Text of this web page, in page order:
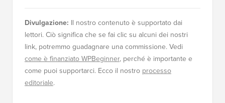
Divulgazione: Il nostro contenuto è supportato dai
lettori. Ciò significa che se fai clic su alcuni dei nostri
link, potremmo guadagnare una commissione. Vedi
come è finanziato WPBeginner, perché è importante e
come puoi supportarci. Ecco il nostro processo
editoriale.